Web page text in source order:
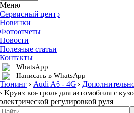
Меню
Сервисный центр
Новинки
Фотоотчеты
Новости
Полезные статьи
Контакты
WhatsApp
Написать в WhatsApp
Тюнинг › Audi A6 - 4G ›
› Круиз-контроль для автомобиля с
электрической регулировкой руля